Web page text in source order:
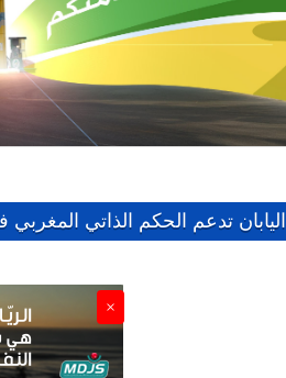
اليابان تدعم الحكم الذاتي
×